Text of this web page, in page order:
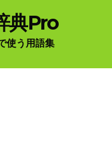
典Pro
使う用語集